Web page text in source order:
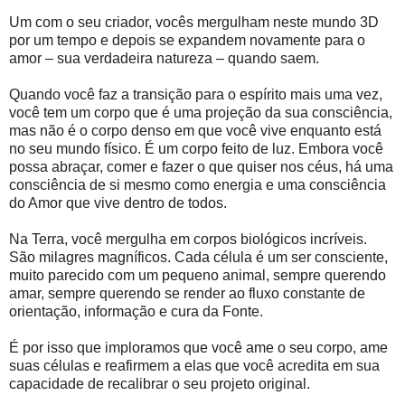
Um com o seu criador, vocês mergulham neste mundo 3D
por um tempo e depois se expandem novamente para o
amor – sua verdadeira natureza – quando saem.
Quando você faz a transição para o espírito mais uma vez,
você tem um corpo que é uma projeção da sua consciência,
mas não é o corpo denso em que você vive enquanto está
no seu mundo físico. É um corpo feito de luz. Embora você
possa abraçar, comer e fazer o que quiser nos céus, há uma
consciência de si mesmo como energia e uma consciência
do Amor que vive dentro de todos.
Na Terra, você mergulha em corpos biológicos incríveis.
São milagres magníficos. Cada célula é um ser consciente,
muito parecido com um pequeno animal, sempre querendo
amar, sempre querendo se render ao fluxo constante de
orientação, informação e cura da Fonte.
É por isso que imploramos que você ame o seu corpo, ame
suas células e reafirmem a elas que você acredita em sua
capacidade de recalibrar o seu projeto original.